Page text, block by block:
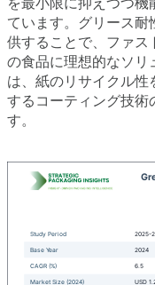
ています。グリース
供することで、ファス
の食品に理想的なソリ
は、紙のリサイクル
するコーティング技術
す。